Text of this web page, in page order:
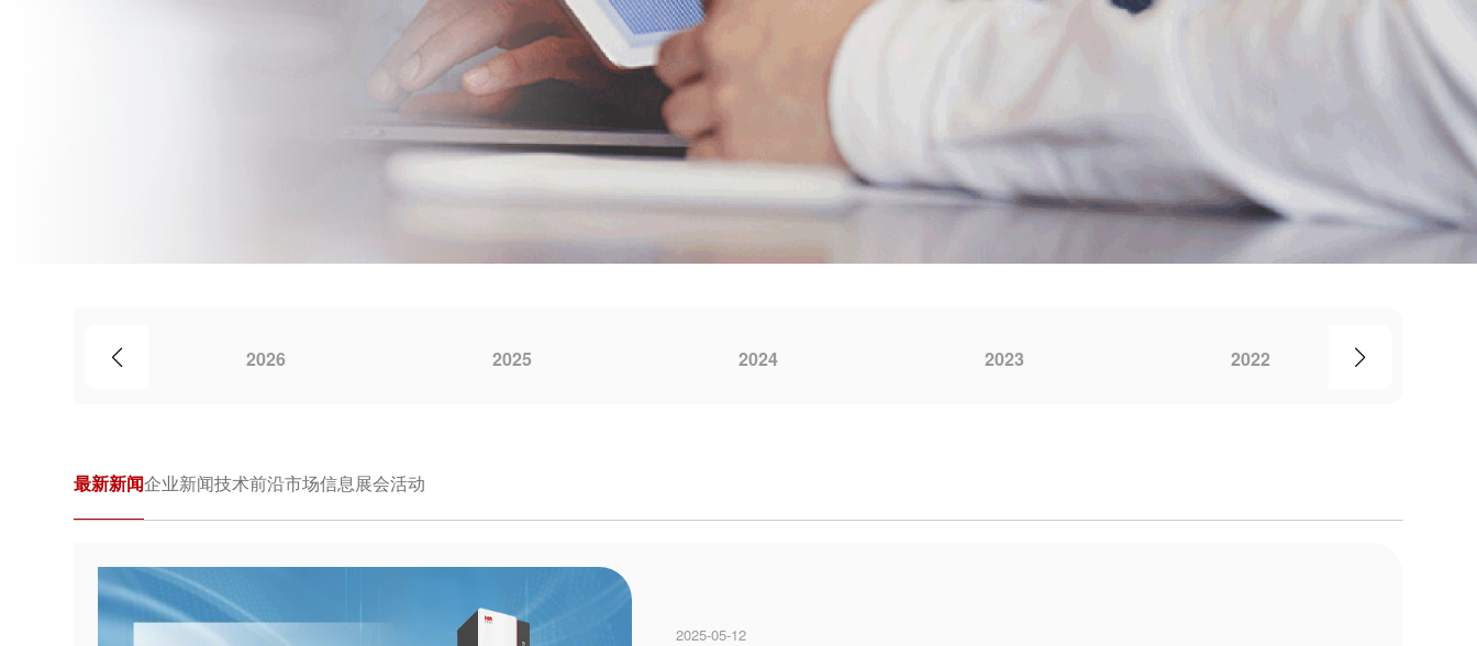
2026 2025 2024 2023 2022
最新新闻企业新闻技术前沿市场信息展会活动
2025-05-12